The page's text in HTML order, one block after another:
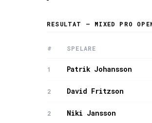
RESULTAT — MIXED PRO
# SPELARE
1 Patrik Johansson
2 David Fritzson
2 Niki Jansson